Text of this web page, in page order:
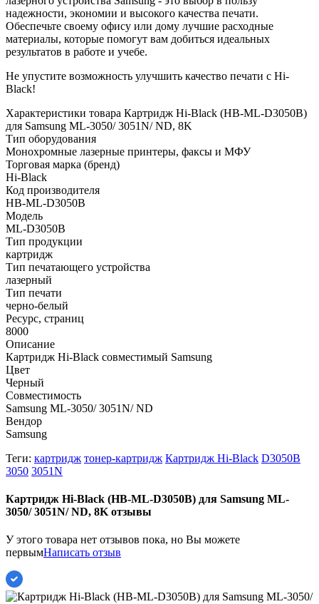
надежности, экономии и высокого качества печати.
Обеспечьте своему офису или дому лучшие расходные
материалы, которые помогут вам добиться идеальных
результатов в работе и учебе.
Не упустите возможность улучшить качество печати с Hi-
Black!
Характеристики товара Картридж Hi-Black (HB-ML-D3050B)
для Samsung ML-3050/ 3051N/ ND, 8K
Тип оборудования
Монохромные лазерные принтеры, факсы и МФУ
Торговая марка (бренд)
Hi-Black
Код производителя
HB-ML-D3050B
Модель
ML-D3050B
Тип продукции
картридж
Тип печатающего устройства
лазерный
Тип печати
черно-белый
Ресурс, страниц
8000
Описание
Картридж Hi-Black совместимый Samsung
Цвет
Черный
Совместимость
Samsung ML-3050/ 3051N/ ND
Вендор
Samsung
Теги: картридж тонер-картридж Картридж Hi-Black D3050B
3050 3051N
Картридж Hi-Black (HB-ML-D3050B) для Samsung ML-
3050/ 3051N/ ND, 8K отзывы
У этого товара нет отзывов пока, но Вы можете
первымНаписать отзыв